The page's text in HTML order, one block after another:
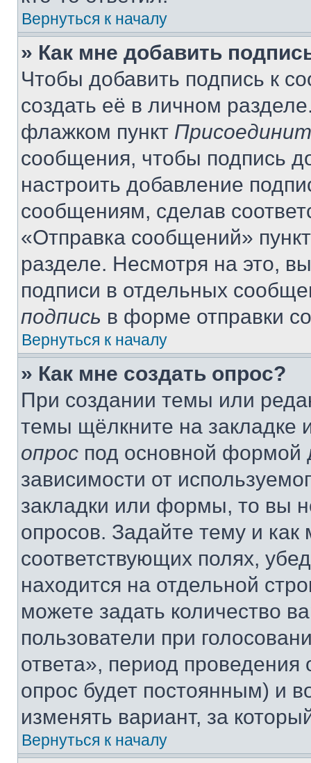
Вернуться к началу
» Как мне добавить
Чтобы добавить подпись к
создать её в личном
флажком пункт
сообщения, чтобы подпись
настроить добавление
сообщениям, сделав
«Отправка сообщений»
разделе. Несмотря на это,
подписи в отдельных
подпись в форме отправки
Вернуться к началу
» Как мне создать опрос?
При создании темы или
темы щёлкните на
опрос под основной формой
зависимости от
закладки или формы, то вы
опросов. Задайте тему и
соответствующих полях,
находится на отдельной
можете задать количество
пользователи при
ответа», период проведения
опрос будет постоянным) и
изменять вариант, за
Вернуться к началу